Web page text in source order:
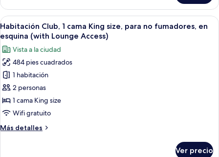
fumadores,
balcón
(with
Lounge
Access)
Club
con
2
camas
individuales,
para
no
fumadores,
balcón
(with
Access)
Abrir
todas
las
fotos
de
Habitación
Club,
1
cama
size,
Habitación de hotel con una cama
13
Habitación Club, 1 cama King size, para no fumadores, en
esquina (with Lounge Access)
Vista a la ciudad
484 pies cuadrados
1 habitación
2 personas
1 cama King size
Wifi gratuito
Más detalles
Más
Ver precio